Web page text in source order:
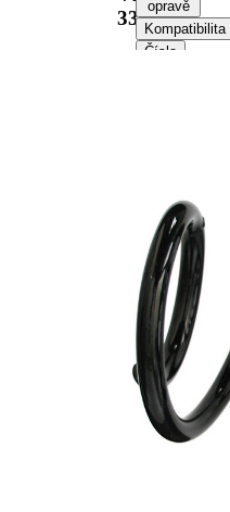
33554
opravě
Kompatibilita
Čísla
Délka
Hmotnost
Tvar
pružiny
Vnější
průměr
Klíčové
písmeno
Průměr